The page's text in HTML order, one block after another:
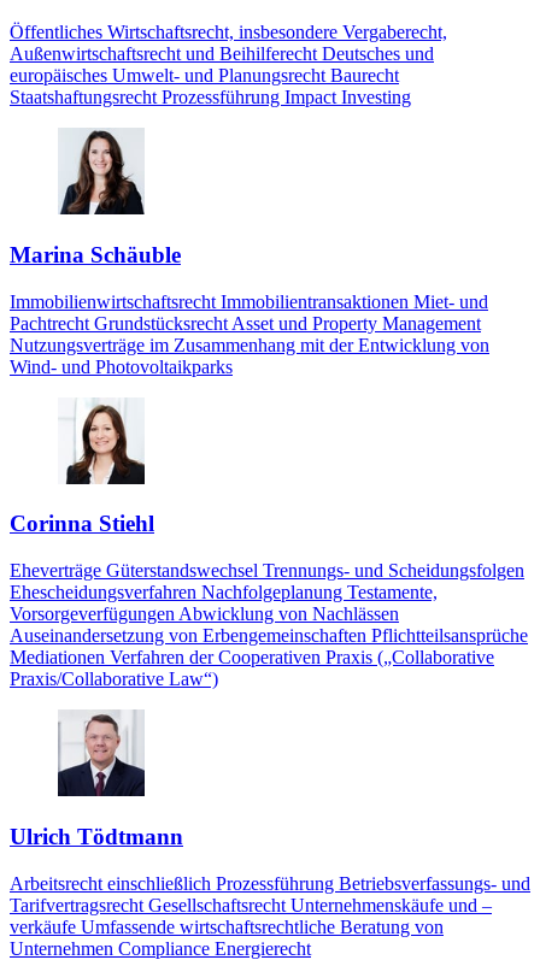
Öffentliches Wirtschaftsrecht, insbesondere Vergaberecht,
Außenwirtschaftsrecht und Beihilferecht Deutsches und
europäisches Umwelt- und Planungsrecht Baurecht
Staatshaftungsrecht Prozessführung Impact Investing
Marina Schäuble
Immobilienwirtschaftsrecht Immobilientransaktionen Miet- und
Pachtrecht Grundstücksrecht Asset und Property Management
Nutzungsverträge im Zusammenhang mit der Entwicklung von
Wind- und Photovoltaikparks
Corinna Stiehl
Eheverträge Güterstandswechsel Trennungs- und Scheidungsfolgen
Ehescheidungsverfahren Nachfolgeplanung Testamente,
Vorsorgeverfügungen Abwicklung von Nachlässen
Auseinandersetzung von Erbengemeinschaften Pflichtteilsansprüche
Mediationen Verfahren der Cooperativen Praxis („Collaborative
Praxis/Collaborative Law“)
Ulrich Tödtmann
Arbeitsrecht einschließlich Prozessführung Betriebsverfassungs- und
Tarifvertragsrecht Gesellschaftsrecht Unternehmenskäufe und –
verkäufe Umfassende wirtschaftsrechtliche Beratung von
Unternehmen Compliance Energierecht